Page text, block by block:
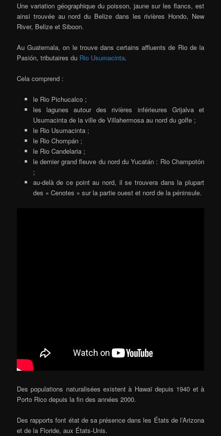
Une variation géographique du poisson, jaune sur les flancs, est
ainsi trouvée au nord du Belize dans les rivières Hondo, New
River, Belize et Siboon.
Au Guatemala, on le trouve dans certains affluents de Rio de la
Pasión, tributaires du Rio Usumacinta.
Cela comprend :
le Rio Pichucalco ;
les lagunes autour des rivières inférieures Grijalva et
Usumacinta de la ville de Villahermosa au nord du golfe ;
le Rio Usumacinta ;
le Rio Chompán ;
le Rio Candelaria ;
le dernier grand fleuve du nord du Yucatán : Rio Champotón
;
au-delà de ce point au nord, il se trouvera dans la plupart
des « Cenotes » sur la partie ouest et nord de la péninsule.
Des populations naturalisées existent à Hawaï depuis 1940 et à
Porto Rico depuis la fin des années 2000.
Des rapports font état de sa présence dans les États de l’Arizona
et de la Floride, aux États-Unis.